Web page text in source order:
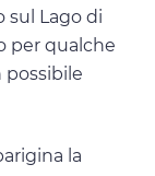
sul Lago di
per qualche
possibile
la